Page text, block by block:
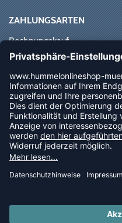
ZAHLUNGSARTEN
Rechnungskauf
Paypal
Vorkasse
Sofortüberweisung
NEWSLETTER